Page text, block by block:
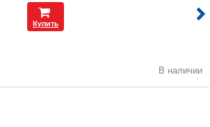
Купить
В наличии